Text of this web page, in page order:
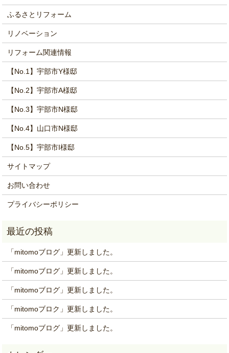
ふるさとリフォーム
リノベーション
リフォーム関連情報
【No.1】宇部市Y様邸
【No.2】宇部市A様邸
【No.3】宇部市N様邸
【No.4】山口市N様邸
【No.5】宇部市I様邸
サイトマップ
お問い合わせ
プライバシーポリシー
「mitomoブログ」更新しました。
「mitomoブログ」更新しました。
「mitomoブログ」更新しました。
「mitomoブロク」更新しました。
「mitomoブログ」更新しました。